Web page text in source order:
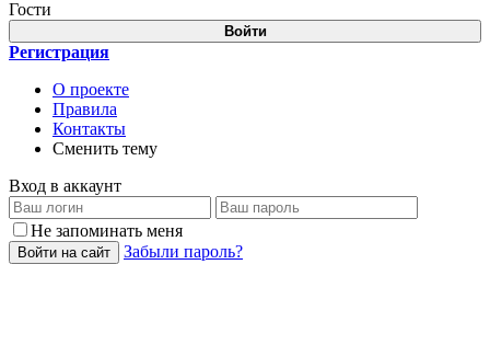
Гости
Войти
Регистрация
О проекте
Правила
Контакты
Сменить тему
Вход в аккаунт
Не запоминать меня
Войти на сайт Забыли пароль?